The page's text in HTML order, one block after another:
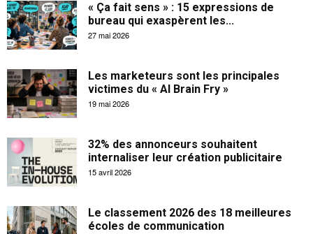
« Ça fait sens » : 15 expressions de
bureau qui exaspèrent les...
27 mai 2026
Les marketeurs sont les principales
victimes du « AI Brain Fry »
19 mai 2026
32% des annonceurs souhaitent
internaliser leur création publicitaire
15 avril 2026
Le classement 2026 des 18 meilleures
écoles de communication